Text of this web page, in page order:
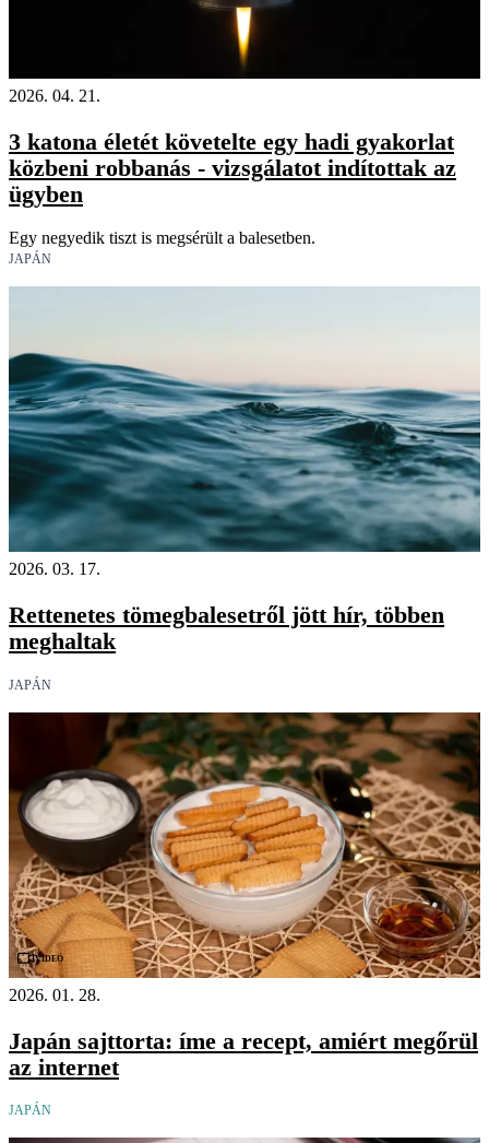
2026. 04. 21.
3 katona életét követelte egy hadi gyakorlat
közbeni robbanás - vizsgálatot indítottak az
ügyben
Egy negyedik tiszt is megsérült a balesetben.
JAPÁN
2026. 03. 17.
Rettenetes tömegbalesetről jött hír, többen
meghaltak
JAPÁN
Videó
2026. 01. 28.
Japán sajttorta: íme a recept, amiért megőrül
az internet
JAPÁN